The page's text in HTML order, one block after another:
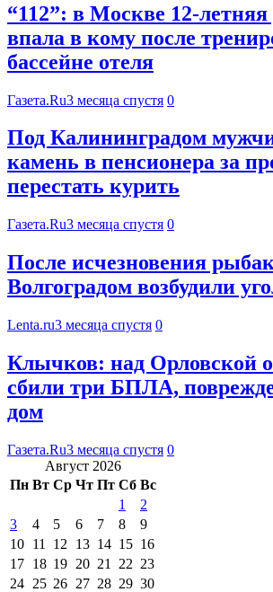
“112”: в Москве 12-летняя
впала в кому после
бассейне отеля
Газета.Ru3 месяца спустя 0
Под Калининградом
камень в пенсионера за
перестать курить
Газета.Ru3 месяца спустя 0
После исчезновения
Волгоградом возбудили
Lenta.ru3 месяца спустя 0
Клычков: над Орловской
сбили три БПЛА,
дом
Газета.Ru3 месяца спустя 0
Август 2026
Пн Вт Ср Чт Пт Сб Вс
1
2
3
4 5 6 7 8
9
10 11 12 13 14 15 16
17 18 19 20 21 22 23
24 25 26 27 28 29 30